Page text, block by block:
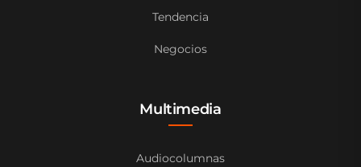
Tendencia
Negocios
Multimedia
Audiocolumnas